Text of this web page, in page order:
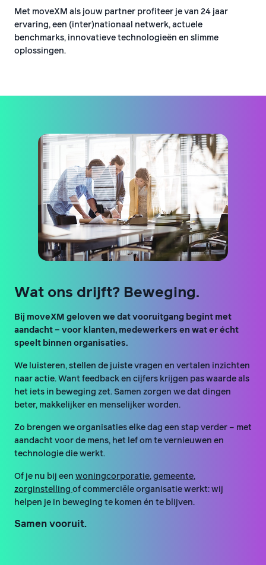
Met moveXM als jouw partner profiteer je van 24 jaar
ervaring, een (inter)nationaal netwerk, actuele
benchmarks, innovatieve technologieën en slimme
oplossingen.
Wat ons drijft? Beweging.
Bij moveXM geloven we dat vooruitgang begint met
aandacht – voor klanten, medewerkers en wat er écht
speelt binnen organisaties.
We luisteren, stellen de juiste vragen en vertalen inzichten
naar actie. Want feedback en cijfers krijgen pas waarde als
het iets in beweging zet. Samen zorgen we dat dingen
beter, makkelijker en menselijker worden.
Zo brengen we organisaties elke dag een stap verder – met
aandacht voor de mens, het lef om te vernieuwen en
technologie die werkt.
Of je nu bij een woningcorporatie, gemeente,
zorginstelling of commerciële organisatie werkt: wij
helpen je in beweging te komen én te blijven.
Samen vooruit.